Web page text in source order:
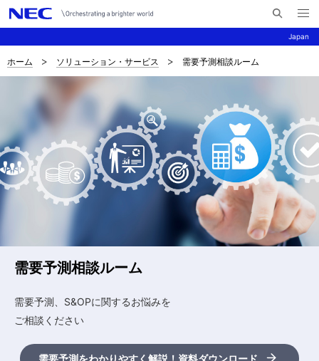
Japan
イ
メ
ニ
ュ
ナ
ー
シ
ョ
サ
内
の
位
置
ホーム ソリューション・サービス 需要予測相談ルーム
需要予測相談ルーム
需要予測、S&OPに関するお悩みを
ご相談ください
需要予測をわかりやすく解説！資料ダウンロード